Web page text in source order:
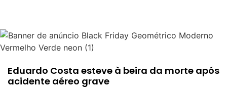
Eduardo Costa esteve à beira da morte após
acidente aéreo grave